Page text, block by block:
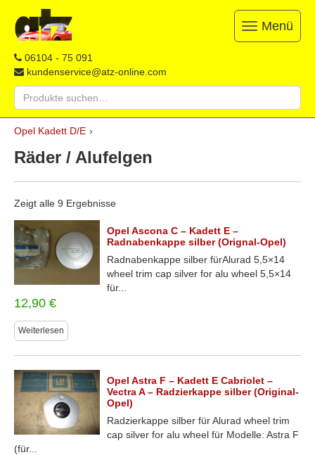
ATZ
Opel-
Ersatzteile
Restauration,
Reparatur
&
Ersatzteile
&
Onlineshop
06104 - 75 091
kundenservice@atz-online.com
Suche
nach:
Toggle
navigation
Menü
Skip
content
Opel Kadett D/E ›
Räder / Alufelgen
Zeigt alle 9 Ergebnisse
Opel Ascona C – Kadett E –
Radnabenkappe silber (Orignal-Opel)
Radnabenkappe silber fürAlurad 5,5×14
wheel trim cap silver for alu wheel 5,5×14
für...
12,90 €
Weiterlesen
Opel Astra F – Kadett E Cabriolet –
Vectra A – Radzierkappe silber (Original-
Opel)
Radzierkappe silber für Alurad wheel trim
cap silver for alu wheel für Modelle: Astra F
(für...